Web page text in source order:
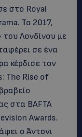
στο Royal
Το 2017,
Λονδίνου με
σε ένα
κέρδισε τον
The Rise of
στα BAFTA
Awards.
ο Άντονι